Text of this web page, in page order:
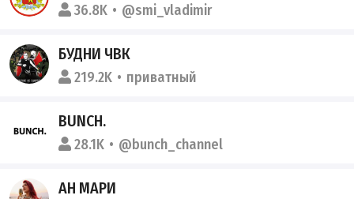
36.8K @smi_vladimir
БУДНИ ЧВК
219.2K приватный
BUNCH.
28.1K @bunch_channel
АН МАРИ